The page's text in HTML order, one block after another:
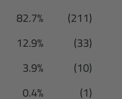
82.7%
(211)
12.9%
(33)
3.9%
(10)
0.4% (1)